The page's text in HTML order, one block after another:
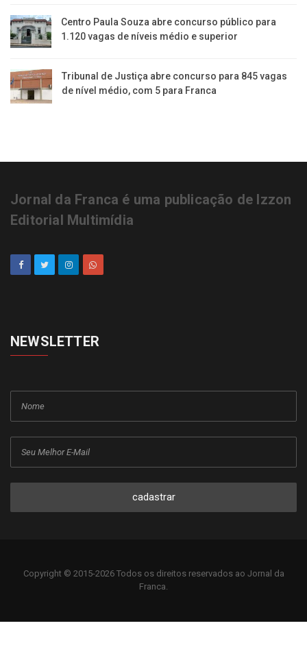
Centro Paula Souza abre concurso público para
1.120 vagas de níveis médio e superior
Tribunal de Justiça abre concurso para 845 vagas
de nível médio, com 5 para Franca
Jornal da Franca é uma publicação de Izzon
Editorial Multimídia
NEWSLETTER
cadastrar
Copyright © 2015-2026 Todos os direitos reservados ao Jornal da
Franca.